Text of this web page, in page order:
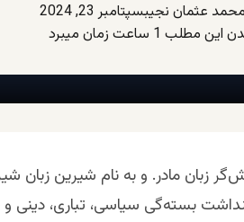
محمد عثمان نجیبسپتامبر 23, 2024
مطلب 1 ساعت زمان میبرد
زبان مادر. و به نام شیرین زبان
بسته‌گی سیاسی، تباری، دینی و